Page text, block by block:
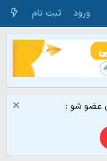
ورود ثبت نام
عضو شو :